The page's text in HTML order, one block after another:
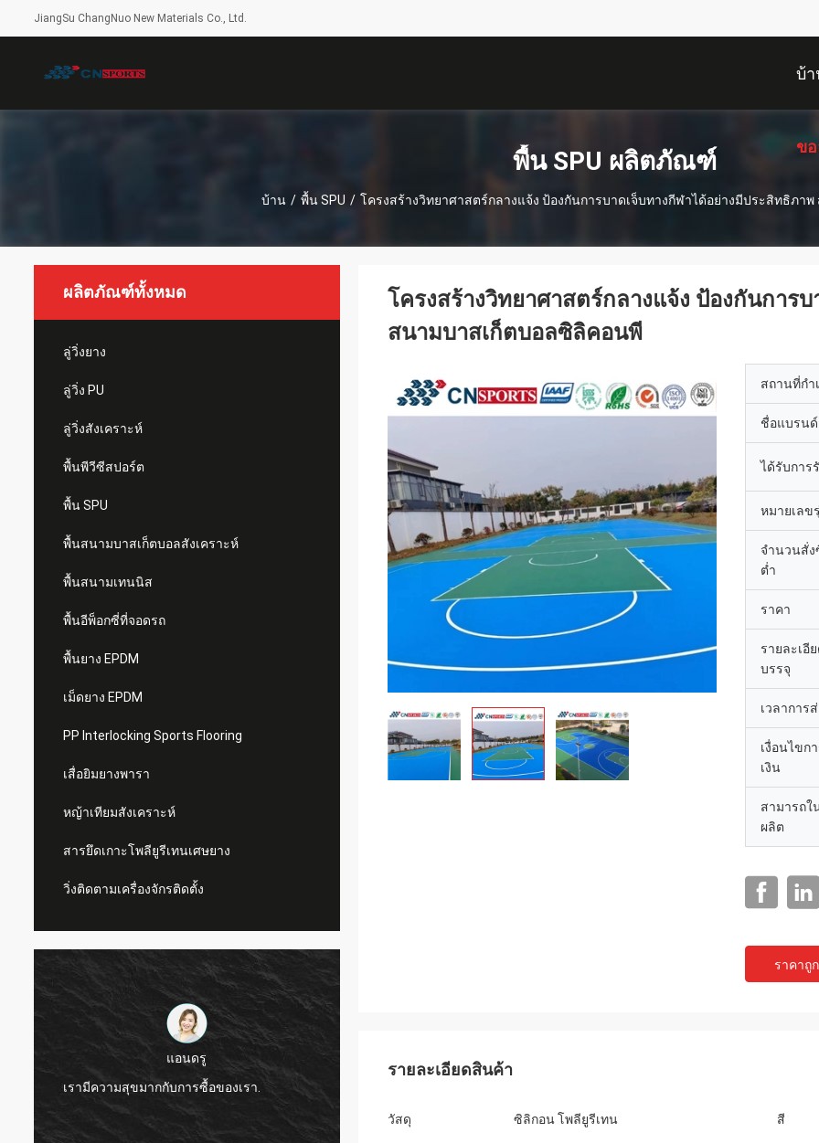
JiangSu ChangNuo New Materials Co., Ltd.
บ้
ขอ
พื้น SPU ผลิตภัณฑ์
บ้าน / พื้น SPU / โครงสร้างวิทยาศาสตร์กลางแจ้ง ป้องกันการบาดเจ็บทางกีฬาได้อย่างมีประสิทธิภา
ผลิตภัณฑ์ทั้งหมด
ลู่วิ่งยาง
ลู่วิ่ง PU
ลู่วิ่งสังเคราะห์
พื้นพีวีซีสปอร์ต
พื้น SPU
พื้นสนามบาสเก็ตบอลสังเคราะห์
พื้นสนามเทนนิส
พื้นอีพ็อกซี่ที่จอดรถ
พื้นยาง EPDM
เม็ดยาง EPDM
PP Interlocking Sports Flooring
เสื่อยิมยางพารา
หญ้าเทียมสังเคราะห์
สารยึดเกาะโพลียูรีเทนเศษยาง
วิ่งติดตามเครื่องจักรติดตั้ง
แอนดรู
เรามีความสุขมากกับการซื้อของเรา.
CN Sports เป็นบริษัทที่น่าเชื่อถือ จัดหา
โครงสร้างวิทยาศาสตร์กลางแจ้ง ป้องกันการ
สนามบาสเก็ตบอลซิลิคอนพี
สถานที่กำ
ชื่อแบรนด์
ได้รับการ
หมายเลข
จำนวนสั่
ต่ำ
ราคา
รายละเอี
บรรจุ
เวลาการ
เงื่อนไขก
เงิน
สามารถใ
ผลิต
ราคาถู
รายละเอียดสินค้า
วัสดุ ซิลิกอน โพลียูรีเทน สี